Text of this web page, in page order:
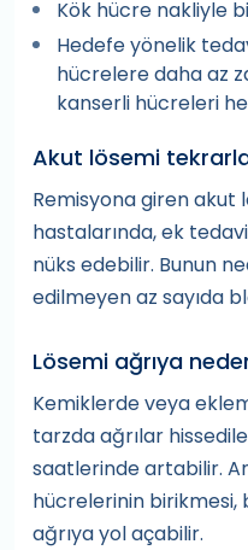
Kök hücre nakliyle
Hedefe yönelik
hücrelere daha az
kanserli hücreleri
Akut lösemi
Remisyona giren akut
hastalarında, ek
nüks edebilir. Bunun
edilmeyen az sayıda
Lösemi ağrıya
Kemiklerde veya
tarzda ağrılar
saatlerinde artabilir.
hücrelerinin birikmesi,
ağrıya yol açabilir.